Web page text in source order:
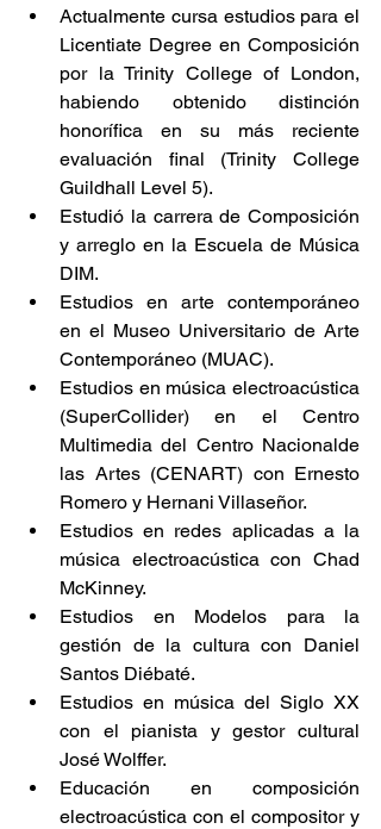
Actualmente cursa estudios para el
Licentiate Degree en Composición
por la Trinity College of London,
habiendo obtenido distinción
honorífica en su más reciente
evaluación final (Trinity College
Guildhall Level 5).
Estudió la carrera de Composición
y arreglo en la Escuela de Música
DIM.
Estudios en arte contemporáneo
en el Museo Universitario de Arte
Contemporáneo (MUAC).
Estudios en música electroacústica
(SuperCollider) en el Centro
Multimedia del Centro Nacionalde
las Artes (CENART) con Ernesto
Romero y Hernani Villaseñor.
Estudios en redes aplicadas a la
música electroacústica con Chad
McKinney.
Estudios en Modelos para la
gestión de la cultura con Daniel
Santos Diébaté.
Estudios en música del Siglo XX
con el pianista y gestor cultural
José Wolffer.
Educación en composición
electroacústica con el compositor y